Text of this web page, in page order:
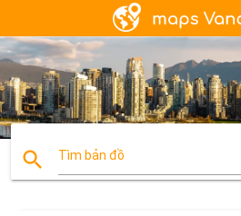
search Tìm bản đồ